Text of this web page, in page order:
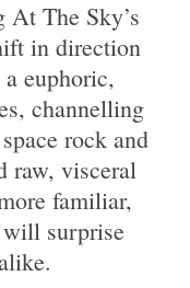
At The Sky’s
in direction
euphoric,
channelling
rock and
raw, visceral
familiar,
surprise